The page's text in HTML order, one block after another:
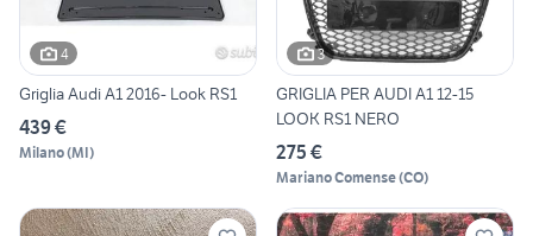
4
Griglia Audi A1 2016- Look RS1
439 €
Milano(MI)
3
GRIGLIA PER AUDI A1 12-15
LOOK RS1 NERO
275 €
Mariano Comense(CO)